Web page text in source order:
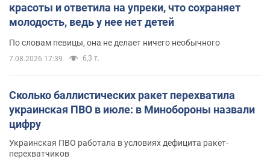
красоты и ответила на упреки, что сохраняет
молодость, ведь у нее нет детей
По словам певицы, она не делает ничего необычного
7.08.2026 17:39 6,3 т.
Сколько баллистических ракет перехватила
украинская ПВО в июле: в Минобороны назвали
цифру
Украинская ПВО работала в условиях дефицита ракет-
перехватчиков